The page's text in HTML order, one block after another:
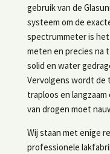
gebruik van de
systeem om de
spectrummeter is
meten en precies na
solid en water
Vervolgens wordt de
traploos en
van drogen moet
Wij staan met enige
professionele